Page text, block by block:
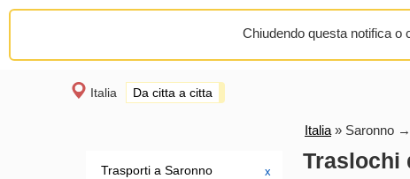
Chiudendo questa notifica o
Italia Da citta a citta
Trasporti a Saronno х
Italia » Saronno
Traslochi